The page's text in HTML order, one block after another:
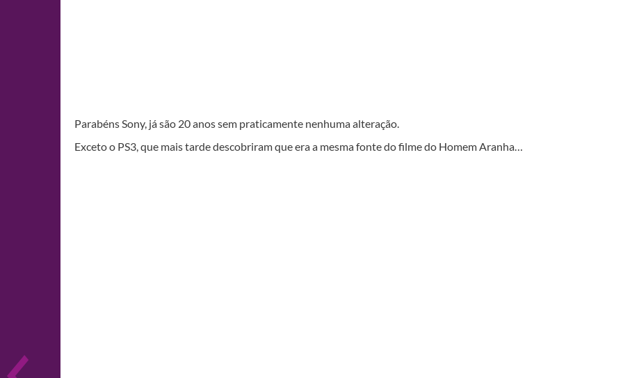
Parabéns Sony, já são 20 anos sem praticamente nenhuma alteração.
Exceto o PS3, que mais tarde descobriram que era a mesma fonte do filme do Homem Aranha…